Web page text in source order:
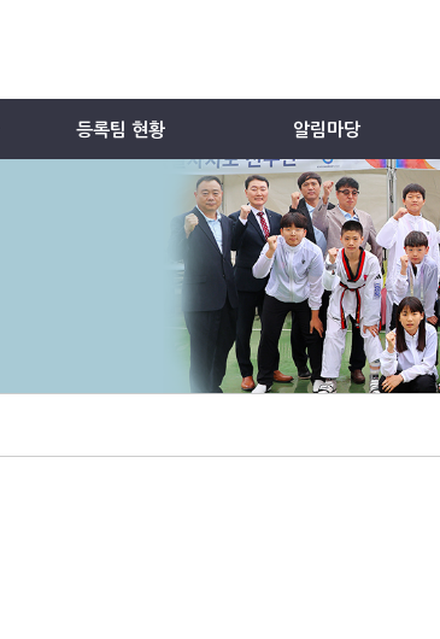
등록팀 현황 알림마당